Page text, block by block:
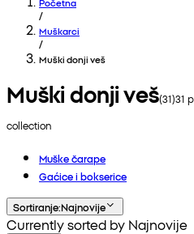
/
Muškarci
/
Muški donji veš
Muški donji veš(31)31
collection
Muške čarape
Gaćice i bokserice
Sortiranje:Najnovije
Currently sorted by Najnovije